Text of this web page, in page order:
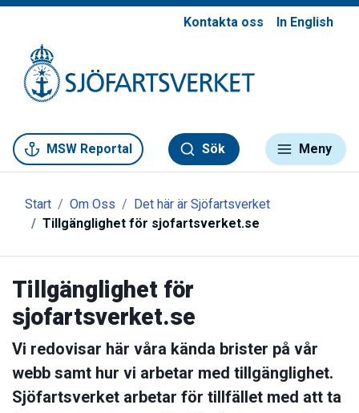
Kontakta oss In English
MSW Reportal Sök Meny
Start Om Oss
Det här är Sjöfartsverket
Tillgänglighet för sjofartsverket.se
Tillgänglighet för
sjofartsverket.se
Vi redovisar här våra kända brister på vår
webb samt hur vi arbetar med tillgänglighet.
Sjöfartsverket arbetar för tillfället med att ta